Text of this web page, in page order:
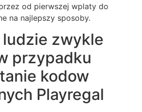
od pierwszej wplaty do
na najlepszy sposoby.
zwykle
przypadku
kodow
Playregal